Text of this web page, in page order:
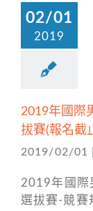
02/01
2019
2019年國際
拔賽(報名截
2019/02/01
2019年國際
選拔賽-競賽